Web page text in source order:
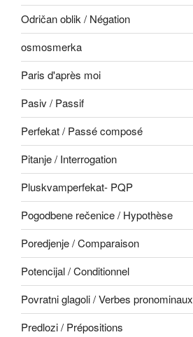
Odričan oblik / Négation
osmosmerka
Paris d'après moi
Pasiv / Passif
Perfekat / Passé composé
Pitanje / Interrogation
Pluskvamperfekat- PQP
Pogodbene rečenice / Hypothèse
Poredjenje / Comparaison
Potencijal / Conditionnel
Povratni glagoli / Verbes pronominaux
Predlozi / Prépositions